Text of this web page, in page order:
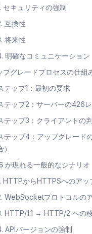
セキュリティの強制
互換性
将来性
明確なコミュニケーション
プグレードプロセスの仕組
テップ1：最初の要求
テップ2：サーバーの426
テップ3：クライアントの
テップ4：アップグレード
）
が現れる一般的なシナリオ
HTTPからHTTPSへのアッ
WebSocketプロトコルの
HTTP/1.1 → HTTP/2 への
APIバージョンの強制